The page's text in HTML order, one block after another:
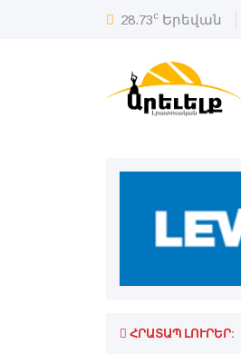
28.73c Երեվան
ՀՐԱՏԱՊ ԼՈՒՐԵՐ: